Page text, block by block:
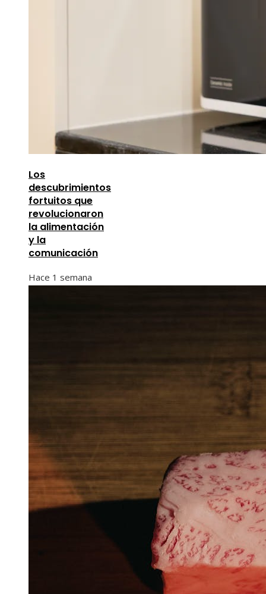
Los
descubrimientos
fortuitos que
revolucionaron
la alimentación
y la
comunicación
Hace 1 semana